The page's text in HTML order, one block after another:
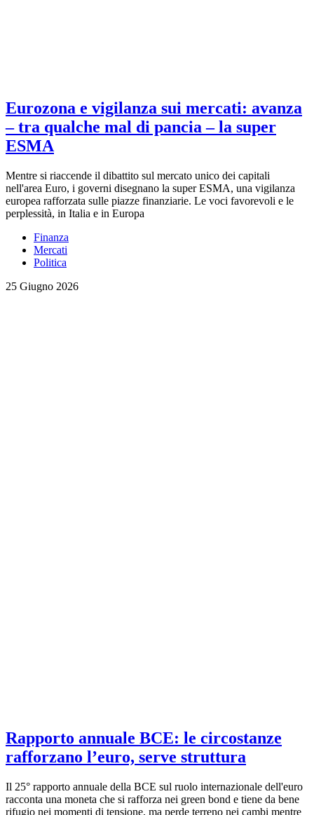
Eurozona e vigilanza sui mercati: avanza
– tra qualche mal di pancia – la super
ESMA
Mentre si riaccende il dibattito sul mercato unico dei capitali
nell'area Euro, i governi disegnano la super ESMA, una vigilanza
europea rafforzata sulle piazze finanziarie. Le voci favorevoli e le
perplessità, in Italia e in Europa
Finanza
Mercati
Politica
25 Giugno 2026
Rapporto annuale BCE: le circostanze
rafforzano l’euro, serve struttura
Il 25° rapporto annuale della BCE sul ruolo internazionale dell'euro
racconta una moneta che si rafforza nei green bond e tiene da bene
rifugio nei momenti di tensione, ma perde terreno nei cambi mentre